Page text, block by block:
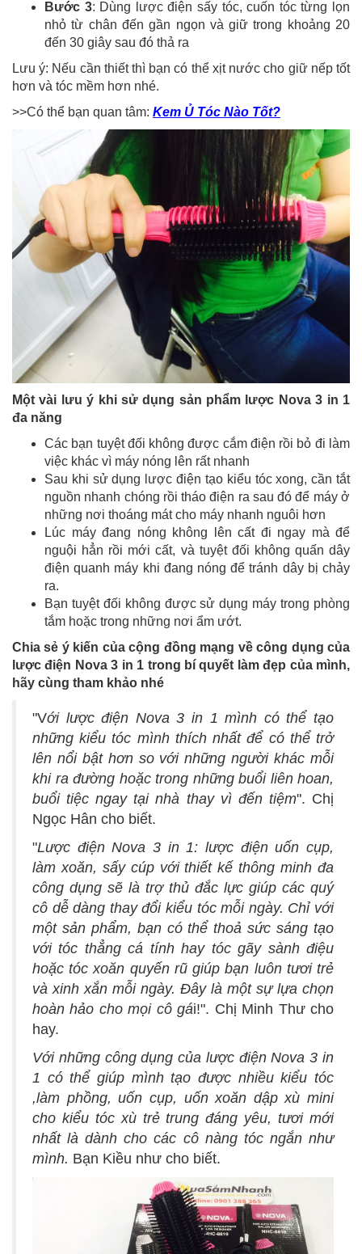
Bước 3: Dùng lược điện sấy tóc, cuốn tóc từng lọn
nhỏ từ chân đến gần ngọn và giữ trong khoảng 20
đến 30 giây sau đó thả ra
Lưu ý: Nếu cần thiết thì bạn có thể xịt nước cho giữ nếp tốt
hơn và tóc mềm hơn nhé.
>>Có thể bạn quan tâm: Kem Ủ Tóc Nào Tốt?
Một vài lưu ý khi sử dụng sản phẩm lược Nova 3 in 1
đa năng
Các bạn tuyệt đối không được cắm điện rồi bỏ đi làm
việc khác vì máy nóng lên rất nhanh
Sau khi sử dụng lược điện tạo kiểu tóc xong, cần tắt
nguồn nhanh chóng rồi tháo điện ra sau đó để máy ở
những nơi thoáng mát cho máy nhanh nguôi hơn
Lúc máy đang nóng không lên cất đi ngay mà để
nguội hẳn rồi mới cất, và tuyệt đối không quấn dây
điện quanh máy khi đang nóng để tránh dây bị chảy
ra.
Bạn tuyệt đối không được sử dụng máy trong phòng
tắm hoặc trong những nơi ẩm ướt.
Chia sẻ ý kiến của cộng đồng mạng về công dụng của
lược điện Nova 3 in 1 trong bí quyết làm đẹp của mình,
hãy cùng tham khảo nhé
"Với lược điện Nova 3 in 1 mình có thể tạo
những kiểu tóc mình thích nhất để có thể trở
lên nổi bật hơn so với những người khác mỗi
khi ra đường hoặc trong những buổi liên hoan,
buổi tiệc ngay tại nhà thay vì đến tiệm". Chị
Ngọc Hân cho biết.
"Lược điện Nova 3 in 1: lược điện uốn cụp,
làm xoăn, sấy cúp với thiết kế thông minh đa
công dụng sẽ là trợ thủ đắc lực giúp các quý
cô dễ dàng thay đổi kiểu tóc mỗi ngày. Chỉ với
một sản phẩm, bạn có thể thoả sức sáng tạo
với tóc thẳng cá tính hay tóc gãy sành điệu
hoặc tóc xoăn quyến rũ giúp bạn luôn tươi trẻ
và xinh xắn mỗi ngày. Đây là một sự lựa chọn
hoàn hảo cho mọi cô gái!". Chị Minh Thư cho
hay.
Với những công dụng của lược điện Nova 3 in
1 có thể giúp mình tạo được nhiều kiểu tóc
,làm phồng, uốn cụp, uốn xoăn dập xù mini
cho kiểu tóc xù trẻ trung đáng yêu, tươi mới
nhất là dành cho các cô nàng tóc ngắn như
mình. Bạn Kiều như cho biết.